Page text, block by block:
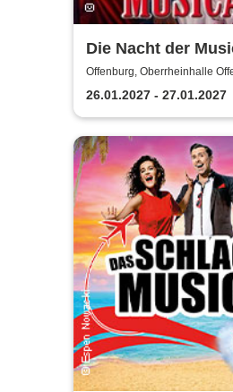
Die Nacht der
erfolgreichste
aller Zeiten
Offenburg, Oberrheinhalle
26.01.2027 - 27.01.2027